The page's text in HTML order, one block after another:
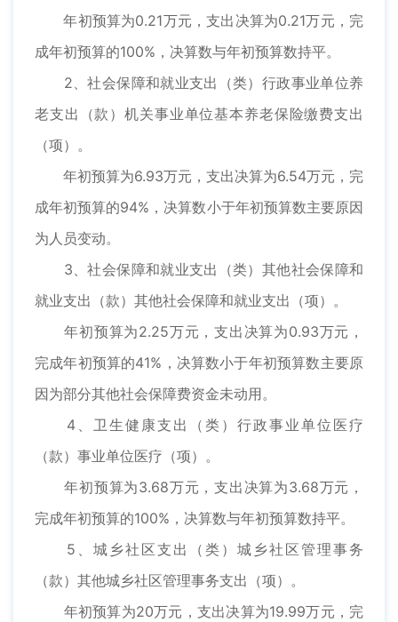
年初预算为0.21万元，支出决算为0.21万元，完
成年初预算的100%，决算数与年初预算数持平。
2、社会保障和就业支出（类）行政事业单位养
老支出（款）机关事业单位基本养老保险缴费支出
（项）。
年初预算为6.93万元，支出决算为6.54万元，完
成年初预算的94%，决算数小于年初预算数主要原因
为人员变动。
3、社会保障和就业支出（类）其他社会保障和
就业支出（款）其他社会保障和就业支出（项）。
年初预算为2.25万元，支出决算为0.93万元，
完成年初预算的41%，决算数小于年初预算数主要原
因为部分其他社会保障费资金未动用。
4、卫生健康支出（类）行政事业单位医疗
（款）事业单位医疗（项）。
年初预算为3.68万元，支出决算为3.68万元，
完成年初预算的100%，决算数与年初预算数持平。
5、城乡社区支出（类）城乡社区管理事务
（款）其他城乡社区管理事务支出（项）。
年初预算为20万元，支出决算为19.99万元，完